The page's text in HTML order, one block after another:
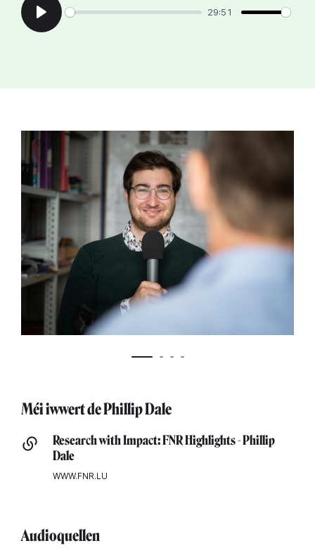
Play
29:51
Méi iwwert de Phillip Dale
Research with Impact: FNR Highlights - Phillip
Dale
WWW.FNR.LU
Audioquellen